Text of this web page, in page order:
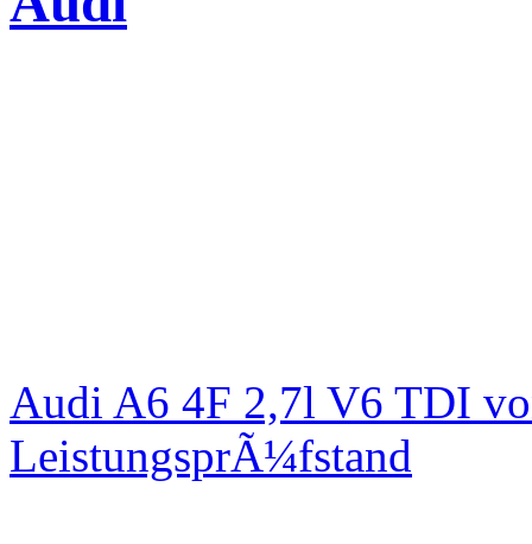
Audi A6 4F 2,7l V6 TDI
LeistungsprÃ¼fstand